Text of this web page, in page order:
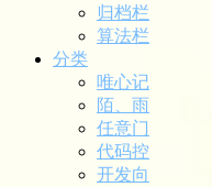
归档栏
算法栏
分类
唯心记
陌、雨
任意门
代码控
开发向